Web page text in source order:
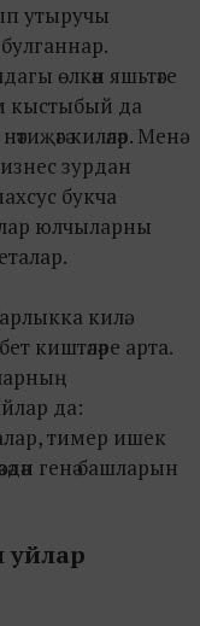
утыручы
өлкән яшьтәге
кыстыбый да
киләләр. Менә
зурдан
букча
юлчыларны
килә.
киштәләре арта.
да:
тимер ишек
генә башларын